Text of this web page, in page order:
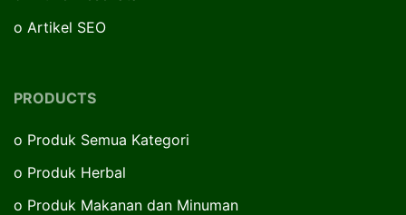
o Artikel SEO
PRODUCTS
o Produk Semua Kategori
o Produk Herbal
o Produk Makanan dan Minuman